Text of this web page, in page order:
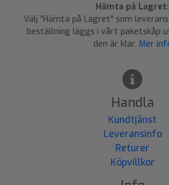
Hämta på Lagret:
Välj "Hämta på Lagret" som
beställning läggs i vårt paketskåp
den är klar. Mer
Handla
Kundtjänst
Leveransinfo
Returer
Köpvillkor